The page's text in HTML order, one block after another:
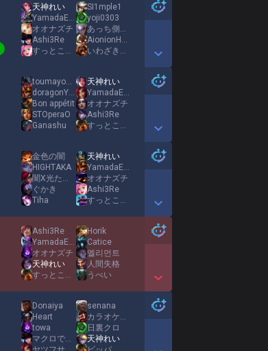
天神れい
YamadaExpress
オオナズチ
Ashi3Re
すっとこどっこい
SI1mple1
yoji0303
あっち側のうみんちゅ
AionionHetairoi
いわざきしょうた
Show More Detail Games
toumayouki
doragonYano
Bon appétit
STOperaO
Ganashu
天神れい
YamadaExpress
オオナズチ
Ashi3Re
すっとこどっこい
Show More Detail Games
金色の闇
HIGHTAKA
闇X光たろん
ぐかき
Tiha
天神れい
YamadaExpress
オオナズチ
Ashi3Re
すっとこどっこい
Show More Detail Games
Ashi3Re
YamadaExpress
オオナズチ
天神れい
すっとこどっこい
Horik
Catice
엘리먼트
人間失格
うべい
Show More Detail Games
Donaiya
Heart
towa
マクロで捲ろう
senana
カラオケ住んでる
日裏クロ
天神れい